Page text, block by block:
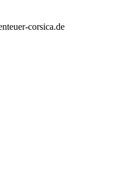
corsica.de